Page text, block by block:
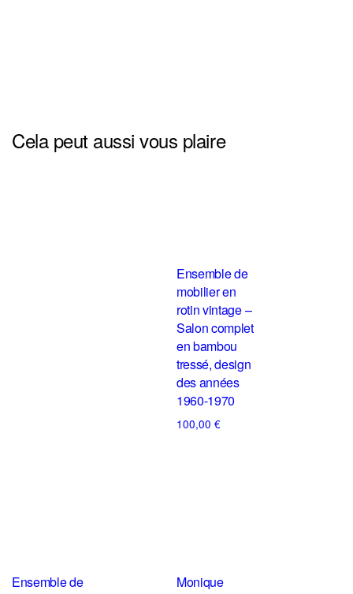
Cela peut aussi vous plaire
Ensemble de
mobilier en
rotin vintage –
Salon complet
en bambou
tressé, design
des années
1960-1970
100,00 €
Ensemble de
Monique